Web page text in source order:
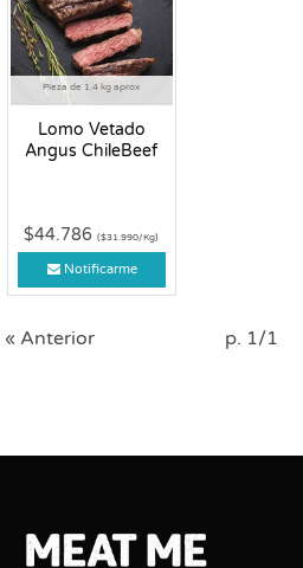
Pieza de 1.4 kg aprox
Lomo Vetado
Angus ChileBeef
$44.786($31.990/Kg)
Notificarme
« Anterior p. 1/1